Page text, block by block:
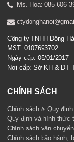
Ms. Hoa: 085 606
Công ty TNHH Đông
MST: 0107693702
Ngày cấp: 05/01/2017
Nơi cấp: Sở KH & ĐT
CHÍNH SÁCH
Chính sách & Quy định
Quy định và hình thức
Chính sách vận
Chính sách bảo hành,